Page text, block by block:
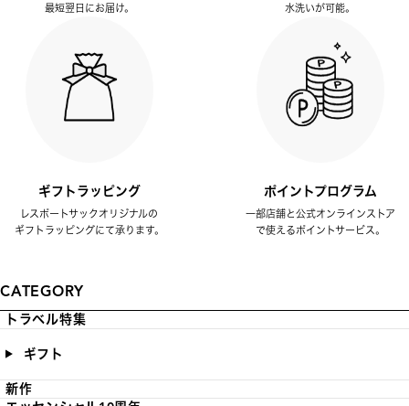
最短翌日にお届け。
水洗いが可能。
ギフトラッピング
レスポートサックオリジナルの
ギフトラッピングにて承ります。
ポイントプログラム
一部店舗と公式オンラインストア
で使えるポイントサービス。
CATEGORY
トラベル特集
ギフト
新作